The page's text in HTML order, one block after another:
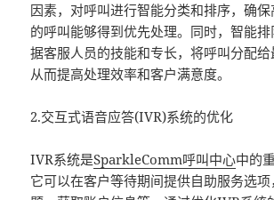
因素，对呼叫进行智能分类和排序，确
的呼叫能够得到优先处理。同时，智能
据客服人员的技能和专长，将呼叫分配给
从而提高处理效率和客户满意度。
2.交互式语音应答(IVR)系统的优化
IVR系统是SparkleComm呼叫中心中的
它可以在客户等待期间提供自助服务选